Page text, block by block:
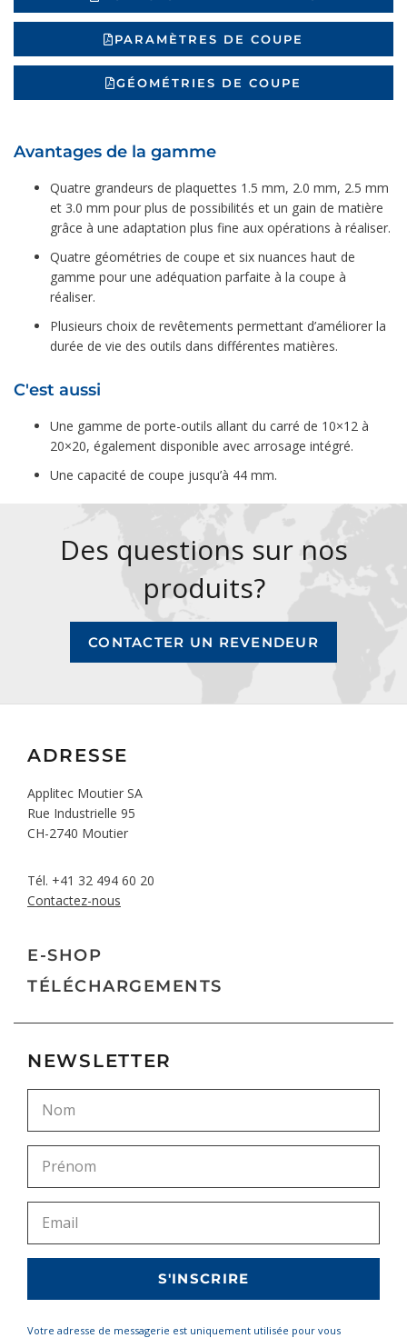
PARAMÈTRES DE COUPE
GÉOMÉTRIES DE COUPE
Avantages de la gamme
Quatre grandeurs de plaquettes 1.5 mm, 2.0 mm, 2.5 mm
et 3.0 mm pour plus de possibilités et un gain de matière
grâce à une adaptation plus fine aux opérations à réaliser.
Quatre géométries de coupe et six nuances haut de
gamme pour une adéquation parfaite à la coupe à
réaliser.
Plusieurs choix de revêtements permettant d’améliorer la
durée de vie des outils dans différentes matières.
C'est aussi
Une gamme de porte-outils allant du carré de 10×12 à
20×20, également disponible avec arrosage intégré.
Une capacité de coupe jusqu’à 44 mm.
Des questions sur nos
produits?
CONTACTER UN REVENDEUR
ADRESSE
Applitec Moutier SA
Rue Industrielle 95
CH-2740 Moutier
Tél. +41 32 494 60 20
Contactez-nous
E-SHOP
TÉLÉCHARGEMENTS
NEWSLETTER
Votre adresse de messagerie est uniquement utilisée pour vous